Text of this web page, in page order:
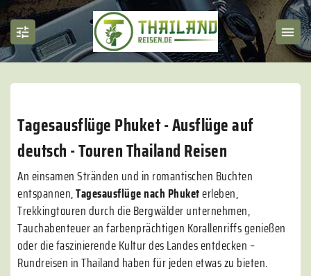
Tagesausflüge Phuket - Ausflüge auf
deutsch - Touren Thailand Reisen
An einsamen Stränden und in romantischen Buchten
entspannen,Tagesausflüge nach Phuketerleben,
Trekkingtouren durch die Bergwälder unternehmen,
Tauchabenteuer an farbenprächtigen Korallenriffs genießen
oder die faszinierende Kultur des Landes entdecken –
Rundreisen in Thailand haben für jeden etwas zu bieten.